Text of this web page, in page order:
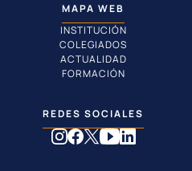
MAPA WEB
INSTITUCIÓN
COLEGIADOS
ACTUALIDAD
FORMACIÓN
REDES SOCIALES